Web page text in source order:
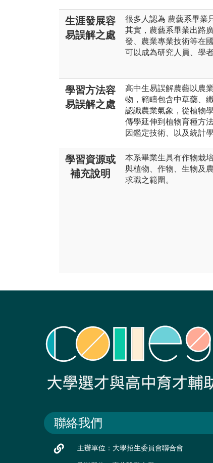
生涯發展容
易誤解之處
很多人認為 農藝系畢業
其實，農藝系畢業出路
發、農業專業技術等在
可以成為研究人員、學
學習方法容
易誤解之處
高中生易誤解農藝以農
物，範疇包含中草藥、
認識農業氣象，從植物
傳學延伸到植物育種方
因鑑定技術、以及統計
學習資源或
補充說明
本系畢業生具有作物栽
與植物、作物、生物及
求職之範圍。
聯絡我們
主辦單位：大學招生委員會聯合會